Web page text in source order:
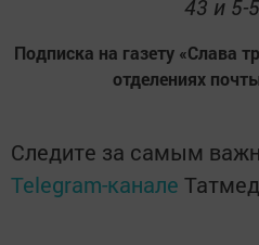
43 и 5-
Подписка на газету «Слава
отделениях
Следите за самым
Telegram-канале